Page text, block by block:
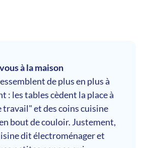
à la maison
de plus en plus à
: les tables cèdent la place à
travail" et des coins cuisine
bout de couloir. Justement,
dit électroménager et